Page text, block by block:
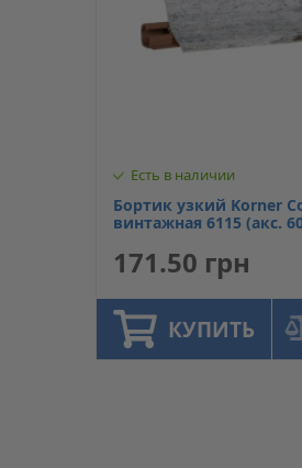
Есть в наличии
Бортик узкий Korner
винтажная 6115 (акс.
171.50 грн
КУПИТЬ